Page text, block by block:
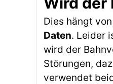
Dies hängt
Daten. Leider
wird der
Störungen,
verwendet